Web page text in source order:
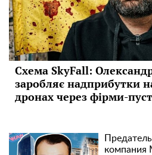
Схема SkyFall:
заробляє надприбутки
дронах через фірми-
компания